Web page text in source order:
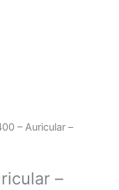
– Auricular –
–